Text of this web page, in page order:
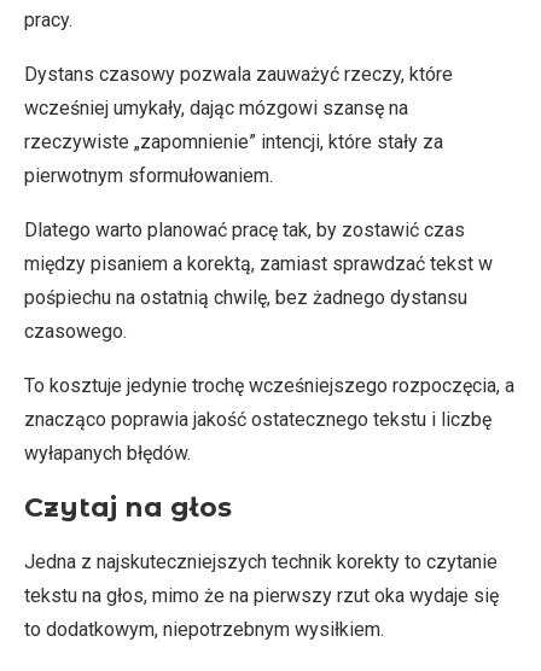
pracy.
Dystans czasowy pozwala zauważyć rzeczy, które
wcześniej umykały, dając mózgowi szansę na
rzeczywiste „zapomnienie” intencji, które stały za
pierwotnym sformułowaniem.
Dlatego warto planować pracę tak, by zostawić czas
między pisaniem a korektą, zamiast sprawdzać tekst w
pośpiechu na ostatnią chwilę, bez żadnego dystansu
czasowego.
To kosztuje jedynie trochę wcześniejszego rozpoczęcia, a
znacząco poprawia jakość ostatecznego tekstu i liczbę
wyłapanych błędów.
Czytaj na głos
Jedna z najskuteczniejszych technik korekty to czytanie
tekstu na głos, mimo że na pierwszy rzut oka wydaje się
to dodatkowym, niepotrzebnym wysiłkiem.